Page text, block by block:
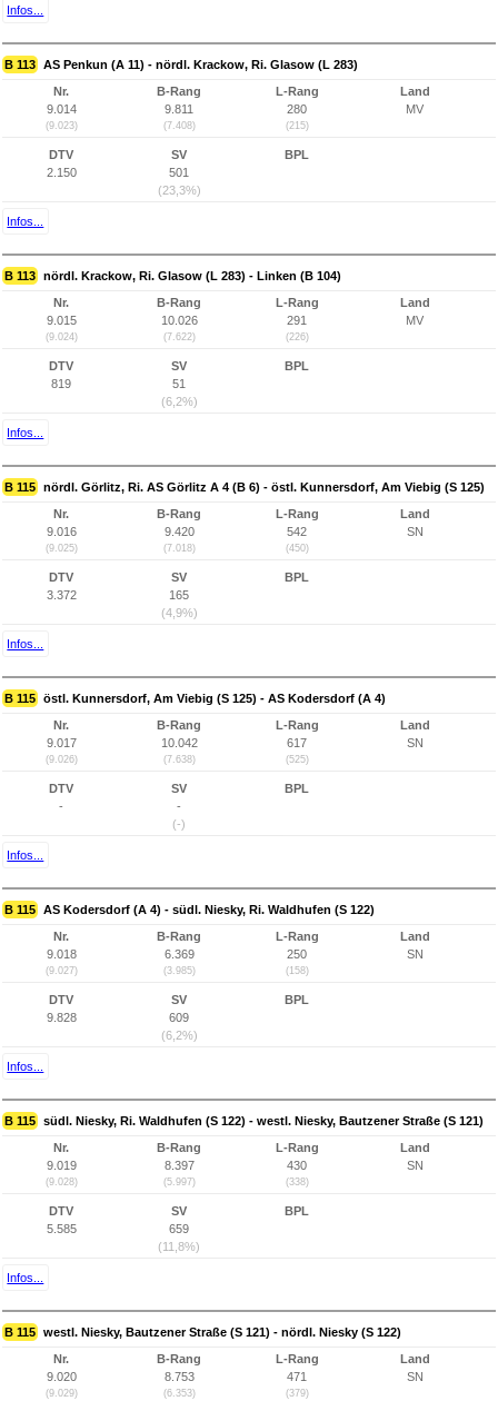
Infos...
B 113 AS Penkun (A 11) - nördl. Krackow, Ri. Glasow (L 283)
Nr.
9.014
(9.023)
B-Rang
9.811
(7.408)
L-Rang
280
(215)
Land
MV
DTV
2.150
SV
501
(23,3%)
BPL
Infos...
B 113 nördl. Krackow, Ri. Glasow (L 283) - Linken (B 104)
Nr.
9.015
(9.024)
B-Rang
10.026
(7.622)
L-Rang
291
(226)
Land
MV
DTV
819
SV
51
(6,2%)
BPL
Infos...
B 115 nördl. Görlitz, Ri. AS Görlitz A 4 (B 6) - östl. Kunnersdorf, Am Viebig (S 125)
Nr.
9.016
(9.025)
B-Rang
9.420
(7.018)
L-Rang
542
(450)
Land
SN
DTV
3.372
SV
165
(4,9%)
BPL
Infos...
B 115 östl. Kunnersdorf, Am Viebig (S 125) - AS Kodersdorf (A 4)
Nr.
9.017
(9.026)
B-Rang
10.042
(7.638)
L-Rang
617
(525)
Land
SN
DTV
-
SV
-
(-)
BPL
Infos...
B 115 AS Kodersdorf (A 4) - südl. Niesky, Ri. Waldhufen (S 122)
Nr.
9.018
(9.027)
B-Rang
6.369
(3.985)
L-Rang
250
(158)
Land
SN
DTV
9.828
SV
609
(6,2%)
BPL
Infos...
B 115 südl. Niesky, Ri. Waldhufen (S 122) - westl. Niesky, Bautzener Straße (S 121)
Nr.
9.019
(9.028)
B-Rang
8.397
(5.997)
L-Rang
430
(338)
Land
SN
DTV
5.585
SV
659
(11,8%)
BPL
Infos...
B 115 westl. Niesky, Bautzener Straße (S 121) - nördl. Niesky (S 122)
Nr.
9.020
(9.029)
B-Rang
8.753
(6.353)
L-Rang
471
(379)
Land
SN